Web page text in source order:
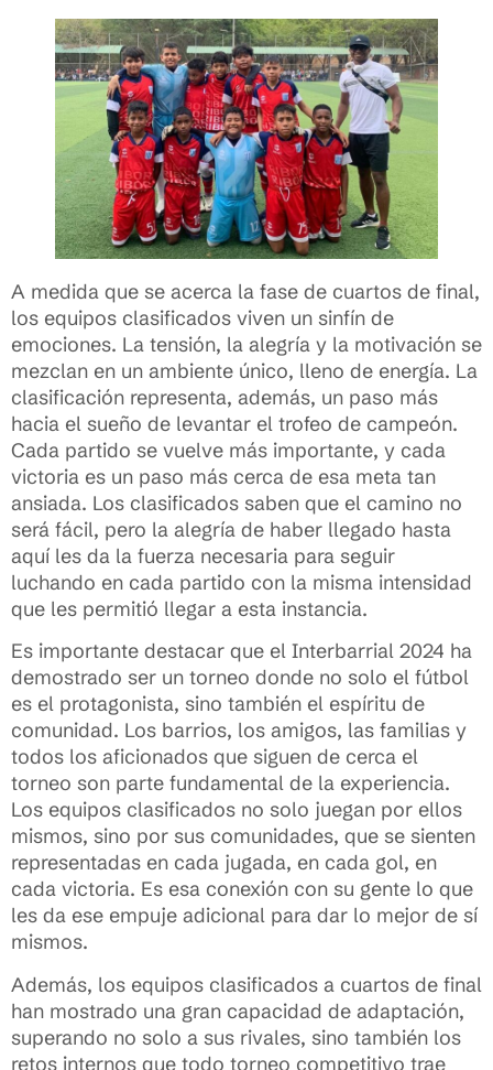
A medida que se acerca la fase de cuartos de final,
los equipos clasificados viven un sinfín de
emociones. La tensión, la alegría y la motivación se
mezclan en un ambiente único, lleno de energía. La
clasificación representa, además, un paso más
hacia el sueño de levantar el trofeo de campeón.
Cada partido se vuelve más importante, y cada
victoria es un paso más cerca de esa meta tan
ansiada. Los clasificados saben que el camino no
será fácil, pero la alegría de haber llegado hasta
aquí les da la fuerza necesaria para seguir
luchando en cada partido con la misma intensidad
que les permitió llegar a esta instancia.
Es importante destacar que el Interbarrial 2024 ha
demostrado ser un torneo donde no solo el fútbol
es el protagonista, sino también el espíritu de
comunidad. Los barrios, los amigos, las familias y
todos los aficionados que siguen de cerca el
torneo son parte fundamental de la experiencia.
Los equipos clasificados no solo juegan por ellos
mismos, sino por sus comunidades, que se sienten
representadas en cada jugada, en cada gol, en
cada victoria. Es esa conexión con su gente lo que
les da ese empuje adicional para dar lo mejor de sí
mismos.
Además, los equipos clasificados a cuartos de final
han mostrado una gran capacidad de adaptación,
superando no solo a sus rivales, sino también los
retos internos que todo torneo competitivo trae